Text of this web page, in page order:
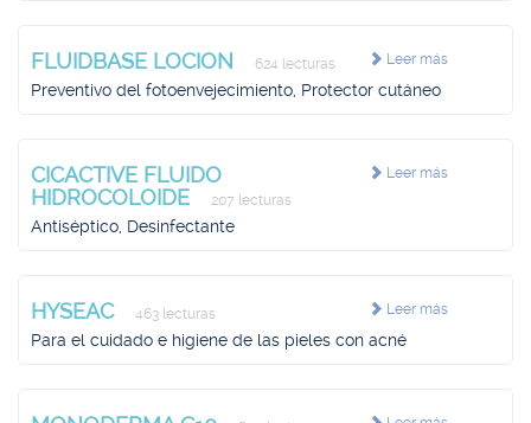
Leer más
FLUIDBASE LOCION 624 lecturas
Preventivo del fotoenvejecimiento, Protector cutáneo
Leer más
CICACTIVE FLUIDO
HIDROCOLOIDE
207 lecturas
Antiséptico, Desinfectante
Leer más
HYSEAC 463 lecturas
Para el cuidado e higiene de las pieles con acné